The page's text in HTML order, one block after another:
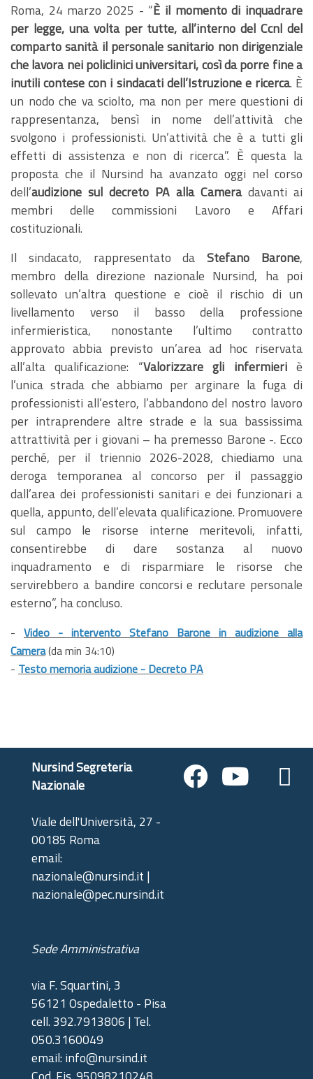
Roma, 24 marzo 2025 - “È il momento di inquadrare
per legge, una volta per tutte, all’interno del Ccnl del
comparto sanità il personale sanitario non dirigenziale
che lavora nei policlinici universitari, così da porre fine a
inutili contese con i sindacati dell’Istruzione e ricerca. È
un nodo che va sciolto, ma non per mere questioni di
rappresentanza, bensì in nome dell’attività che
svolgono i professionisti. Un’attività che è a tutti gli
effetti di assistenza e non di ricerca”. È questa la
proposta che il Nursind ha avanzato oggi nel corso
dell’audizione sul decreto PA alla Cameradavanti ai
membri delle commissioni Lavoro e Affari
costituzionali.
Il sindacato, rappresentato daStefano Barone,
membro della direzione nazionale Nursind, ha poi
sollevato un’altra questione e cioè il rischio di un
livellamento verso il basso della professione
infermieristica, nonostante l’ultimo contratto
approvato abbia previsto un’area ad hoc riservata
all’alta qualificazione: “Valorizzare gli infermieriè
l’unica strada che abbiamo per arginare la fuga di
professionisti all’estero, l’abbandono del nostro lavoro
per intraprendere altre strade e la sua bassissima
attrattività per i giovani – ha premesso Barone -. Ecco
perché, per il triennio 2026-2028, chiediamo una
deroga temporanea al concorso per il passaggio
dall’area dei professionisti sanitari e dei funzionari a
quella, appunto, dell’elevata qualificazione. Promuovere
sul campo le risorse interne meritevoli, infatti,
consentirebbe di dare sostanza al nuovo
inquadramento e di risparmiare le risorse che
servirebbero a bandire concorsi e reclutare personale
esterno”, ha concluso.
- Video - intervento Stefano Barone in audizione alla
Camera(da min 34:10)
- Testo memoria audizione - Decreto PA
Nursind Segreteria
Nazionale
Viale dell'Università, 27 -
00185 Roma
email:
nazionale@nursind.it |
nazionale@pec.nursind.it
Sede Amministrativa
via F. Squartini, 3
56121 Ospedaletto - Pisa
cell. 392.7913806 | Tel.
050.3160049
email: info@nursind.it